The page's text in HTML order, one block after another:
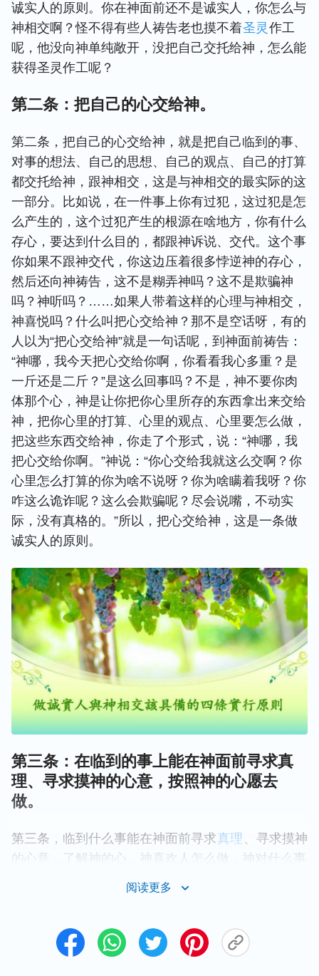
诚实人的原则。你在神面前还不是诚实人，你怎么与
神相交啊？怪不得有些人祷告老也摸不着圣灵 作工
呢，他没向神单纯敞开，没把自己交托给神，怎么能
获得圣灵作工呢？
第二条：把自己的心交给神。
第二条，把自己的心交给神，就是把自己临到的事、
对事的想法、自己的思想、自己的观点、自己的打算
都交托给神，跟神相交，这是与神相交的最实际的这
一部分。比如说，在一件事上你有过犯，这过犯是怎
么产生的，这个过犯产生的根源在啥地方，你有什么
存心，要达到什么目的，都跟神诉说、交代。这个事
你如果不跟神交代，你这边压着很多悖逆神的存心，
然后还向神祷告，这不是糊弄神吗？这不是欺骗神
吗？神听吗？……如果人带着这样的心理与神相交，
神喜悦吗？什么叫把心交给神？那不是空话呀，有的
人以为“把心交给神”就是一句话呢，到神面前祷告：
“神哪，我今天把心交给你啊，你看看我心多重？是
一斤还是二斤？”是这么回事吗？不是，神不要你肉
体那个心，神是让你把你心里所存的东西拿出来交给
神，把你心里的打算、心里的观点、心里要怎么做，
把这些东西交给神，你走了个形式，说：“神哪，我
把心交给你啊。”神说：“你心交给我就这么交啊？你
心里怎么打算的你为啥不说呀？你为啥瞒着我呀？你
咋这么诡诈呢？这么会欺骗呢？尽会说嘴，不动实
际，没有真格的。”所以，把心交给神，这是一条做
诚实人的原则。
第三条：在临到的事上能在神面前寻求真
理、寻求摸神的心意，按照神的心愿去
做。
第三条，临到什么事能在神面前寻求真理 、寻求摸神
的心意，了解神的心，神喜欢人怎么做，神对什么事
怎么看的，人怎么做能满足神，把这些事弄清楚，按
按照自己的意思做，这是实行真理的表现。实行真理
建立在什么基础上？建立在能明白神心意、明白神的
阅读更多